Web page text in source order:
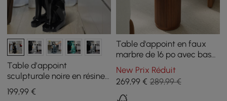
Table d’appoint
sculpturale noire en résine
forme chien avec plateau
et porte-mouchoirs
199,99 €
Table d'appoint en faux
marbre de 16 po avec base
en bois
New Prix Réduit
269,99€ 289,99 €